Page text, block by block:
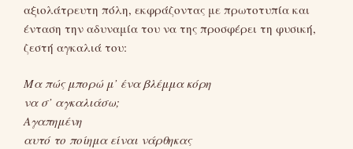
αξιολάτρευτη πόλη, εκφράζοντας με πρωτοτυπία και
ένταση την αδυναμία του να της προσφέρει τη φυσική,
ζεστή αγκαλιά του:
Μα πώς μπορώ μ’ ένα βλέμμα κόρη
να σ’ αγκαλιάσω;
Αγαπημένη
αυτό το ποίημα είναι νάρθηκας